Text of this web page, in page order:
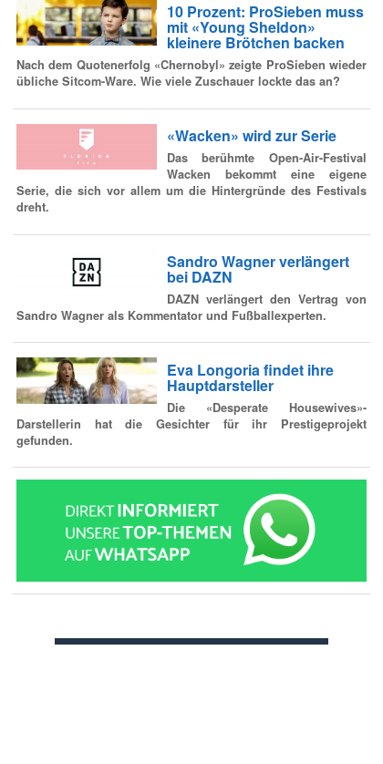
10 Prozent: ProSieben muss
mit «Young Sheldon»
kleinere Brötchen backen
Nach dem Quotenerfolg «Chernobyl» zeigte ProSieben wieder
übliche Sitcom-Ware. Wie viele Zuschauer lockte das an?
«Wacken» wird zur Serie
Das berühmte Open-Air-Festival
Wacken bekommt eine eigene
Serie, die sich vor allem um die Hintergründe des Festivals
dreht.
Sandro Wagner verlängert
bei DAZN
DAZN verlängert den Vertrag von
Sandro Wagner als Kommentator und Fußballexperten.
Eva Longoria findet ihre
Hauptdarsteller
Die «Desperate Housewives»-
Darstellerin hat die Gesichter für ihr Prestigeprojekt
gefunden.